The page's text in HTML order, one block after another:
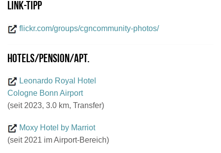
Link-Tipp
flickr.com/groups/cgncommunity-photos/
Hotels/Pension/Apt.
Leonardo Royal Hotel
Cologne Bonn Airport
(seit 2023, 3.0 km, Transfer)
Moxy Hotel by Marriot
(seit 2021 im Airport-Bereich)